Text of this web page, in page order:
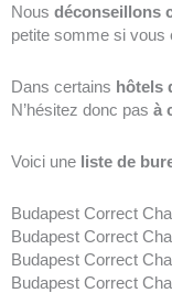
Nous déconseillons
petite somme si vous
Dans certains hôtels
N’hésitez donc pas à
Voici une liste de
Budapest Correct
Budapest Correct
Budapest Correct
Budapest Correct